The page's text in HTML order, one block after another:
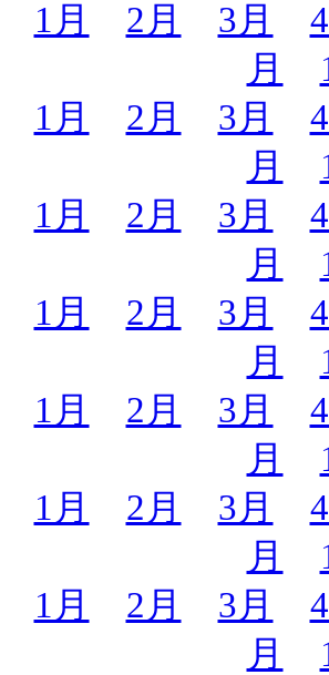
1月 2月 3月
月
1月 2月 3月
月
1月 2月 3月
月
1月 2月 3月
月
1月 2月 3月
月
1月 2月 3月
月
1月 2月 3月
月